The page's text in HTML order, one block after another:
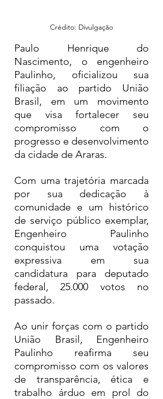
Crédito: Divulgação
Paulo Henrique do
Nascimento, o engenheiro
Paulinho, oficializou sua
filiação ao partido União
Brasil, em um movimento
que visa fortalecer seu
compromisso com o
progresso e desenvolvimento
da cidade de Araras.
Com uma trajetória marcada
por sua dedicação à
comunidade e um histórico
de serviço público exemplar,
Engenheiro Paulinho
conquistou uma votação
expressiva em sua
candidatura para deputado
federal, 25.000 votos no
passado.
Ao unir forças com o partido
União Brasil, Engenheiro
Paulinho reafirma seu
compromisso com os valores
de transparência, ética e
trabalho árduo em prol do